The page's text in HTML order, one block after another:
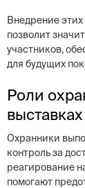
Внедрение
позволит
участников,
для будущих
Роли
выставках
Охранники
контроль за
реагирование
помогают